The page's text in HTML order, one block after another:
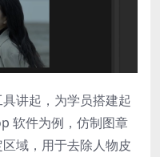
讲起，为学员搭建起
软件为例，仿制图章
域，用于去除人物皮